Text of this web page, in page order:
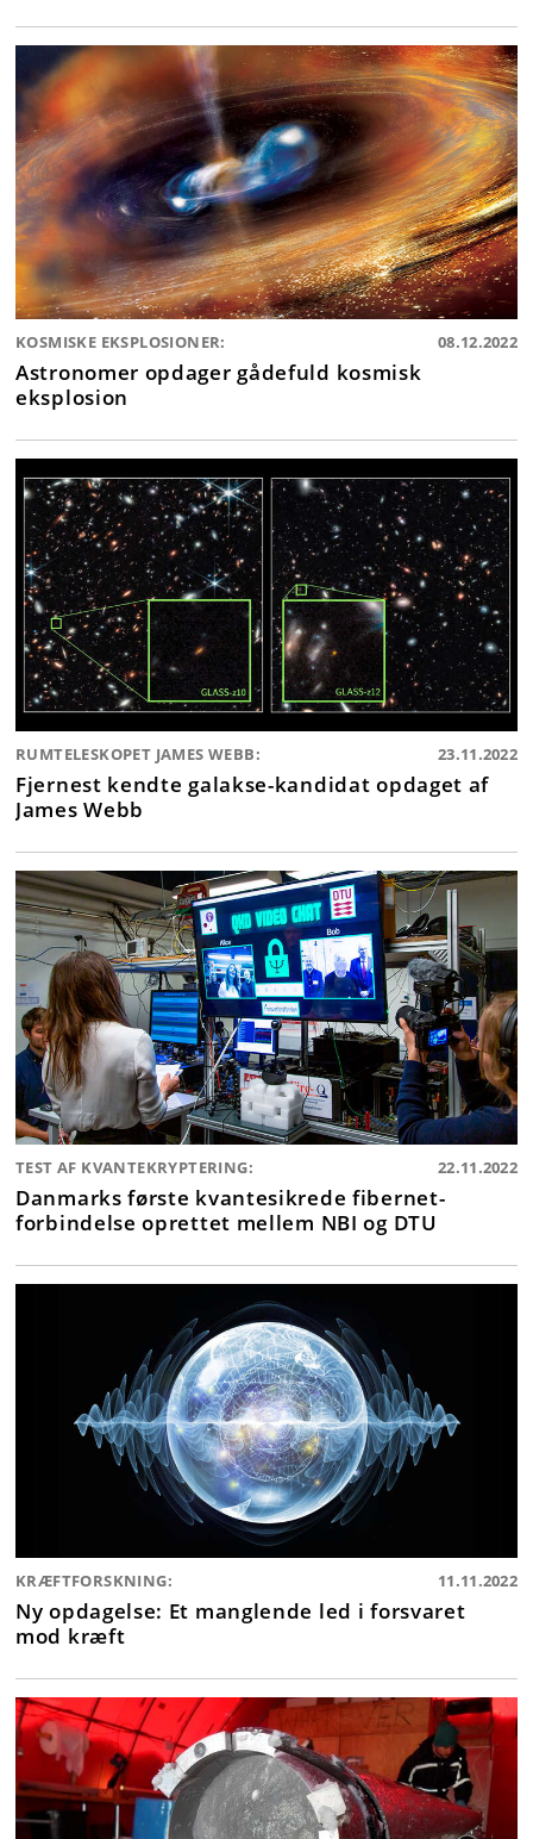
KOSMISKE EKSPLOSIONER: 08.12.2022
Astronomer opdager gådefuld kosmisk
eksplosion
RUMTELESKOPET JAMES WEBB: 23.11.2022
Fjernest kendte galakse-kandidat opdaget af
James Webb
TEST AF KVANTEKRYPTERING: 22.11.2022
Danmarks første kvantesikrede fibernet-
forbindelse oprettet mellem NBI og DTU
KRÆFTFORSKNING: 11.11.2022
Ny opdagelse: Et manglende led i forsvaret
mod kræft